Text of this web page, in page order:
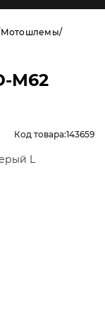
Мотошлемы
M62
Код товара:143659